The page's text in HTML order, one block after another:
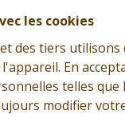
les cookies
des tiers utilisons
En
telles
modifier